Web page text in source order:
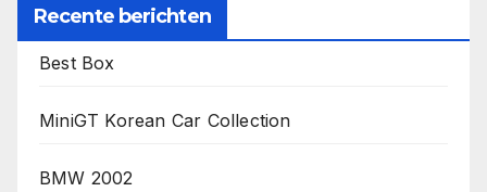
Recente berichten
Best Box
MiniGT Korean Car Collection
BMW 2002